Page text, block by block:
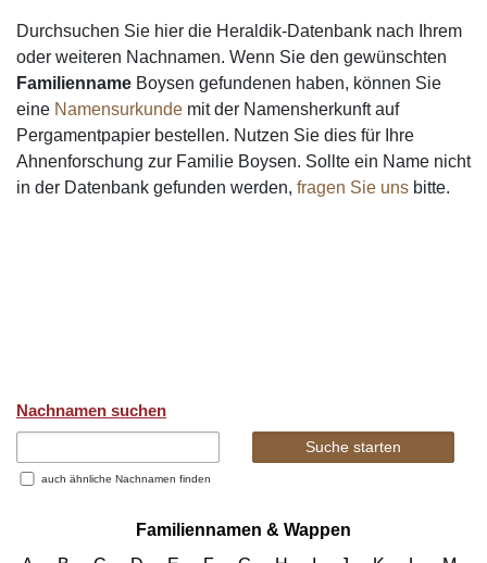
Durchsuchen Sie hier die Heraldik-Datenbank nach Ihrem
oder weiteren Nachnamen. Wenn Sie den gewünschten
Familienname Boysen gefundenen haben, können Sie
eine Namensurkunde mit der Namensherkunft auf
Pergamentpapier bestellen. Nutzen Sie dies für Ihre
Ahnenforschung zur Familie Boysen. Sollte ein Name nicht
in der Datenbank gefunden werden, fragen Sie uns bitte.
Nachnamen suchen
auch ähnliche Nachnamen finden
Familiennamen & Wappen